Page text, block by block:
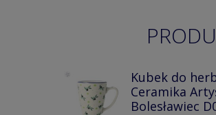
Kubek do
Ceramika
Bolesławiec